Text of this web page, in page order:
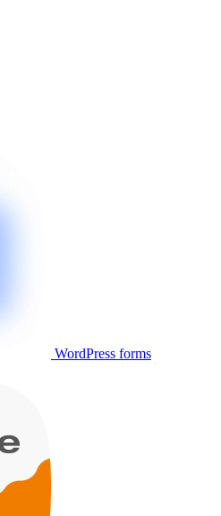
WordPress forms